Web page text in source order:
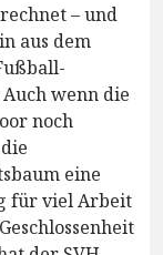
– und
aus dem
wenn die
noch
eine
für viel Arbeit